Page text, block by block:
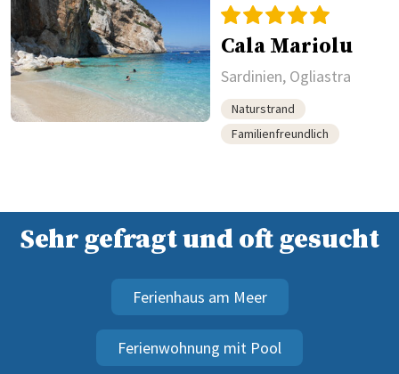
Cala Mariolu
Sardinien, Ogliastra
Naturstrand
Familienfreundlich
Sehr gefragt und oft gesucht
Ferienhaus am Meer
Ferienwohnung mit Pool